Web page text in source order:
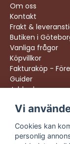
Om oss
Kontakt
Frakt &
Butiken i
Vanliga frågor
Köpvillkor
Fakturaköp -
Guider
Jobba hos oss
Följ oss:
Instagram
Facebook
Vi
Cookies kan
personlig